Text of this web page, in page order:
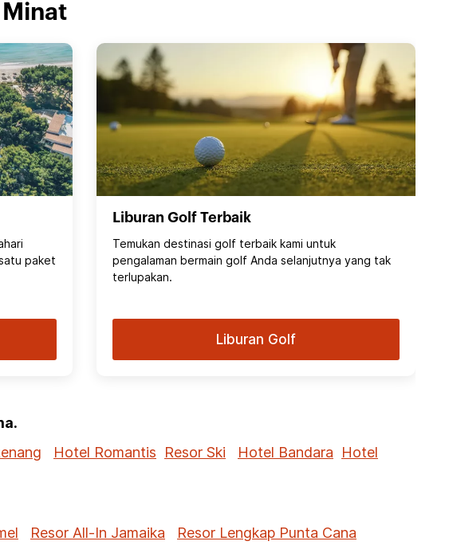
paket
Liburan Golf Terbaik
Temukan destinasi golf terbaik kami untuk
pengalaman bermain golf Anda selanjutnya yang tak
terlupakan.
Liburan Golf
Hotel Romantis Resor Ski Hotel Bandara
Hotel
Resor All-In Jamaika
Resor Lengkap Punta Cana